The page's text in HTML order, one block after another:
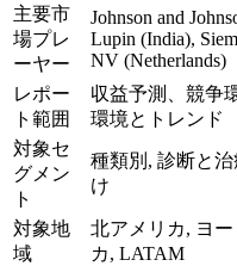
主要市
場プレ
ーヤー
Johnson and
Lupin (India),
NV (Netherlands)
レポー
ト範囲
収益予測、競争
環境とトレンド
対象セ
グメン
ト
種類別, 診断と
け
対象地
域
北アメリカ, ヨ
カ, LATAM